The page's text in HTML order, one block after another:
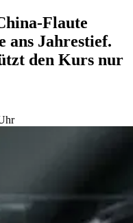
Flaute
ans Jahrestief.
den Kurs nur